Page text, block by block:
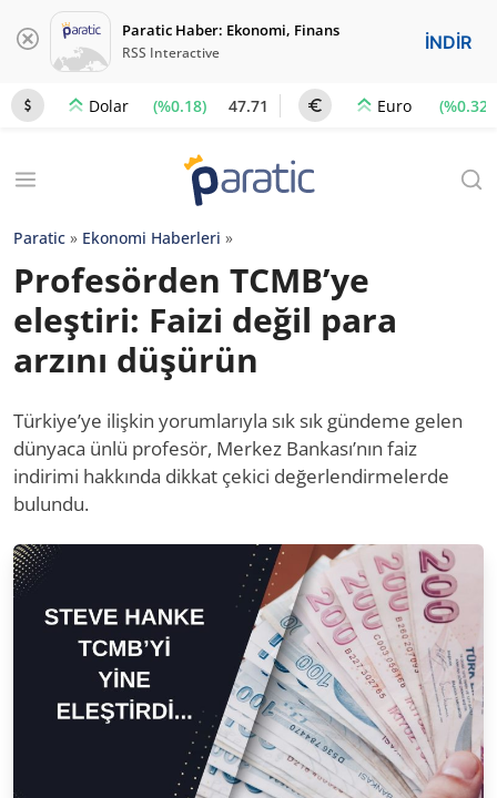
Paratic Haber: Ekonomi, Finans
RSS Interactive İNDİR
Dolar (%0.18) 47.71 Euro (%0.32)
Paratic » Ekonomi Haberleri »
Profesörden TCMB’ye
eleştiri: Faizi değil para
arzını düşürün
Türkiye’ye ilişkin yorumlarıyla sık sık gündeme gelen
dünyaca ünlü profesör, Merkez Bankası’nın faiz
indirimi hakkında dikkat çekici değerlendirmelerde
bulundu.